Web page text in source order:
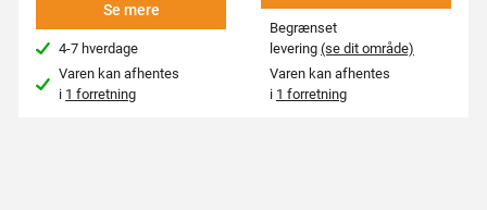
Se mere
4-7 hverdage
Varen kan afhentes
i 1 forretning
Begrænset
levering (se dit område)
Varen kan afhentes
i 1 forretning